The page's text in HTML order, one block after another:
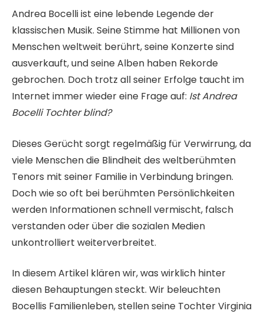
Andrea Bocelli ist eine lebende Legende der
klassischen Musik. Seine Stimme hat Millionen von
Menschen weltweit berührt, seine Konzerte sind
ausverkauft, und seine Alben haben Rekorde
gebrochen. Doch trotz all seiner Erfolge taucht im
Internet immer wieder eine Frage auf: Ist Andrea
Bocelli Tochter blind?
Dieses Gerücht sorgt regelmäßig für Verwirrung, da
viele Menschen die Blindheit des weltberühmten
Tenors mit seiner Familie in Verbindung bringen.
Doch wie so oft bei berühmten Persönlichkeiten
werden Informationen schnell vermischt, falsch
verstanden oder über die sozialen Medien
unkontrolliert weiterverbreitet.
In diesem Artikel klären wir, was wirklich hinter
diesen Behauptungen steckt. Wir beleuchten
Bocellis Familienleben, stellen seine Tochter Virginia